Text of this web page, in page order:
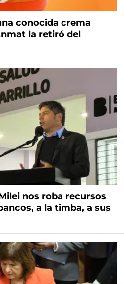
conocida crema
la retiró del
nos roba recursos
a la timba, a sus